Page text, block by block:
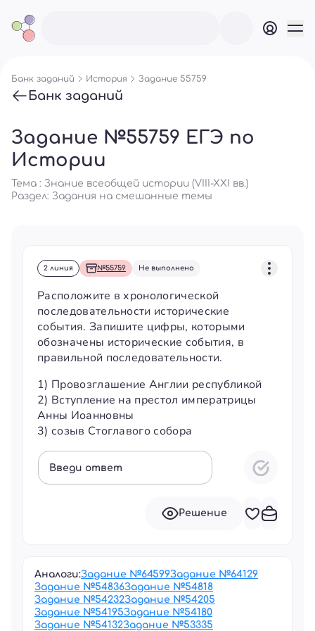
Банк заданий История Задание 55759
Банк заданий
Задание №55759 ЕГЭ по
Истории
Тема : Знание всеобщей истории (VIII-XXI вв.)
Раздел: Задания на смешанные темы
2 линия №55759 Не выполнено
Расположите в хронологической
последовательности исторические
события. Запишите цифры, которыми
обозначены исторические события, в
правильной последовательности.
1) Провозглашение Англии республикой
2) Вступление на престол императрицы
Анны Иоанновны
3) созыв Стоглавого собора
Введи ответ
Решение
Аналоги:Задание №64599Задание №64129
Задание №54836Задание №54818
Задание №54232Задание №54205
Задание №54195Задание №54180
Задание №54132Задание №53335